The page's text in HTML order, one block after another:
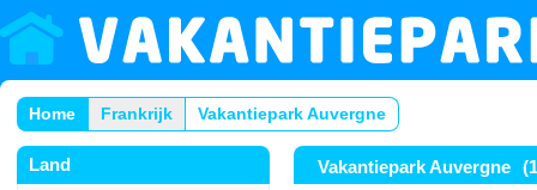
Home Frankrijk Vakantiepark Auvergne
Land Vakantiepark Auvergne